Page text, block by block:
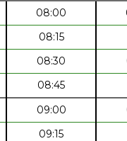
08:00
08:15
08:30
08:45
09:00
09:15